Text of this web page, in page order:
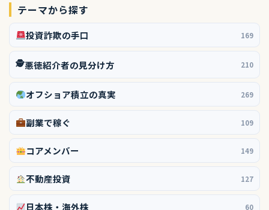
テーマから探す
投資詐欺の手口 169
🕵️悪徳紹介者の見分け方 210
オフショア積立の真実 269
副業で稼ぐ 109
コアメンバー 149
不動産投資 127
日本株・海外株 60